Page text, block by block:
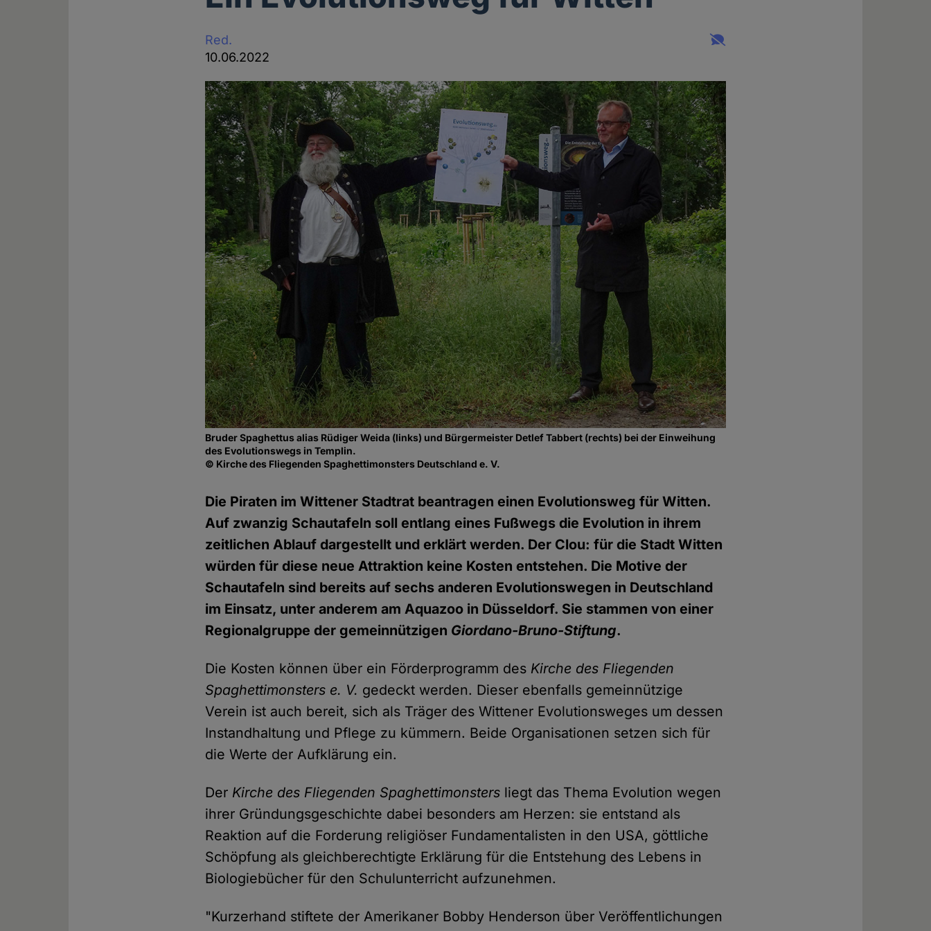
Red.
10.06.2022
Bruder Spaghettus alias Rüdiger Weida (links) und Bürgermeister Detlef Tabbert (rechts) bei der Einweihung
des Evolutionswegs in Templin.
© Kirche des Fliegenden Spaghettimonsters Deutschland e. V.
Die Piraten im Wittener Stadtrat beantragen einen Evolutionsweg für Witten.
Auf zwanzig Schautafeln soll entlang eines Fußwegs die Evolution in ihrem
zeitlichen Ablauf dargestellt und erklärt werden. Der Clou: für die Stadt Witten
würden für diese neue Attraktion keine Kosten entstehen. Die Motive der
Schautafeln sind bereits auf sechs anderen Evolutionswegen in Deutschland
im Einsatz, unter anderem am Aquazoo in Düsseldorf. Sie stammen von einer
Regionalgruppe der gemeinnützigen Giordano-Bruno-Stiftung.
Die Kosten können über ein Förderprogramm des Kirche des Fliegenden
Spaghettimonsters e. V. gedeckt werden. Dieser ebenfalls gemeinnützige
Verein ist auch bereit, sich als Träger des Wittener Evolutionsweges um dessen
Instandhaltung und Pflege zu kümmern. Beide Organisationen setzen sich für
die Werte der Aufklärung ein.
Der Kirche des Fliegenden Spaghettimonsters liegt das Thema Evolution wegen
ihrer Gründungsgeschichte dabei besonders am Herzen: sie entstand als
Reaktion auf die Forderung religiöser Fundamentalisten in den USA, göttliche
Schöpfung als gleichberechtigte Erklärung für die Entstehung des Lebens in
Biologiebücher für den Schulunterricht aufzunehmen.
"Kurzerhand stiftete der Amerikaner Bobby Henderson über Veröffentlichungen